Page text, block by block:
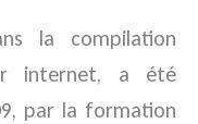
la compilation
internet, a été
par la formation